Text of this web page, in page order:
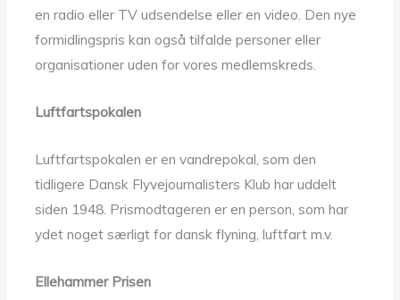
en radio eller TV udsendelse eller en video. Den nye
formidlingspris kan også tilfalde personer eller
organisationer uden for vores medlemskreds.
Luftfartspokalen
Luftfartspokalen er en vandrepokal, som den
tidligere Dansk Flyvejournalisters Klub har uddelt
siden 1948. Prismodtageren er en person, som har
ydet noget særligt for dansk flyning, luftfart m.v.
Ellehammer Prisen